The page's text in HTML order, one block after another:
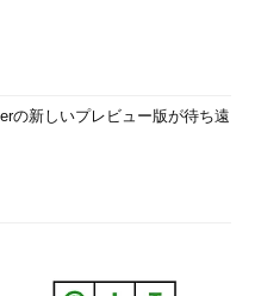
まな機能を活用すること
ムやサービスの状況把握のサ
意されてませんが、拡張性を
活用することで、さまざま
の新しいプレビュー版が待ち遠